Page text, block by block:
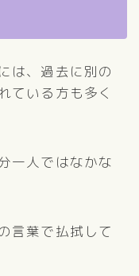
は、過去に別の
ている方も多く
一人ではなかな
言葉で払拭して